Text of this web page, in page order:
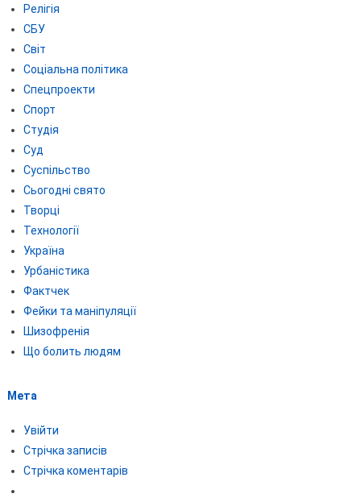
Релігія
СБУ
Світ
Соціальна політика
Спецпроекти
Спорт
Студія
Суд
Суспільство
Сьогодні свято
Творці
Технології
Україна
Урбаністика
Фактчек
Фейки та маніпуляції
Шизофренія
Що болить людям
Мета
Увійти
Стрічка записів
Стрічка коментарів